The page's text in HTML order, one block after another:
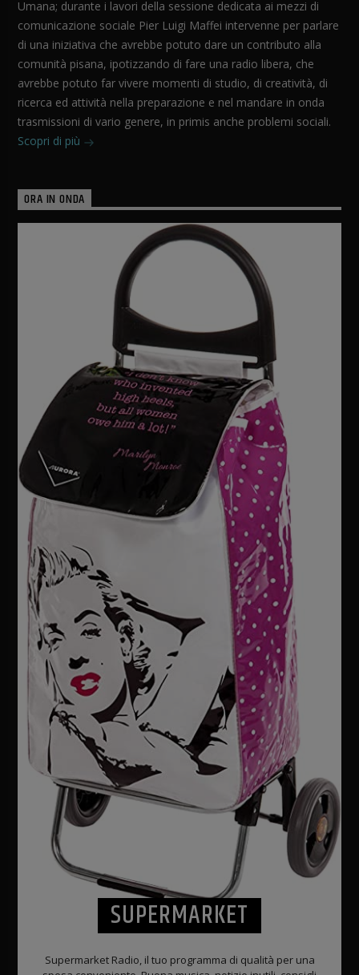
Umana; durante i lavori della sessione dedicata ai mezzi di
comunicazione sociale Pier Luigi Maffei intervenne per parlare
di una iniziativa che avrebbe potuto dare un contributo alla
comunità pisana, ipotizzando di fare una radio libera, che
avrebbe potuto far vivere momenti di studio, di creatività, di
ricerca ed attività nella preparazione e nel mandare in onda
trasmissioni di vario genere, in primis anche problemi sociali.
Scopri di più
ORA IN ONDA
SUPERMARKET
Supermarket Radio, il tuo programma di qualità per una